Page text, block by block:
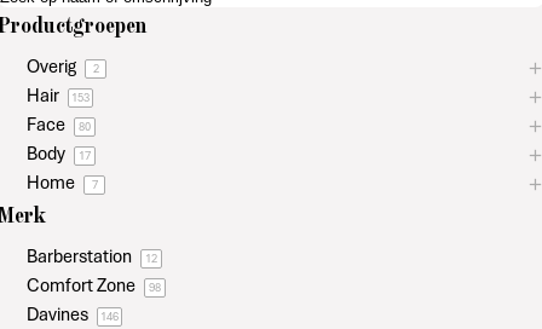
Overig 2
Hair 153
Face 80
Body 17
Home 7
Barberstation 12
Comfort Zone 98
Davines 146